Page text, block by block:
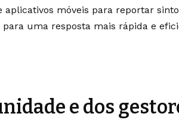
móveis para reportar
uma resposta mais rápida e
e dos